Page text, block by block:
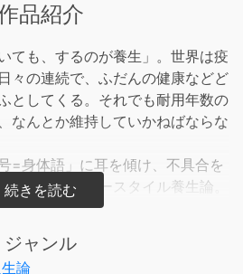
品紹介
ても、するのが養生」。世界は疫
々の連続で、ふだんの健康などど
としてくる。それでも耐用年数の
なんとか維持していかねばならな
=身体語」に耳を傾け、不具合を
家によるフリースタイル養生論。
ルに使って」「誤嚥を防ぐ嚥下
し続ける、心と体の整え方。
ジャンル
論